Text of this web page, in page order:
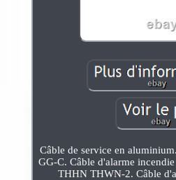
Câble de service en
GG-C. Câble d'alarme
THHN THWN-2. Câble